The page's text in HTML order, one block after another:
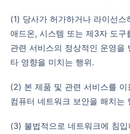
(1) 당사가 허가하거나 라이선스하지 않은 모든 플러그인,
애드온, 시스템 또는 제3자 도구
관련 서비스의 정상적인 운영을
타 영향을 미치는 행위.
(2) 본 제품 및 관련 서비스를 이용하거나 대상으로 하여
컴퓨터 네트워크 보안을 해치는
(3) 불법적으로 네트워크에 침입하거나, 네트워크의 정상